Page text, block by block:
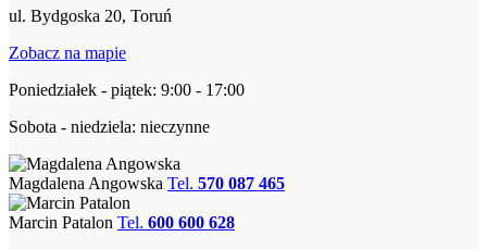
ul. Bydgoska 20, Toruń
Zobacz na mapie
Poniedziałek - piątek: 9:00 - 17:00
Sobota - niedziela: nieczynne
Magdalena Angowska Tel. 570 087 465
Marcin Patalon Tel. 600 600 628